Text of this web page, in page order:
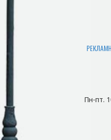
Какие
чтобы забрать
Есть ли у нас
Пн-пт.